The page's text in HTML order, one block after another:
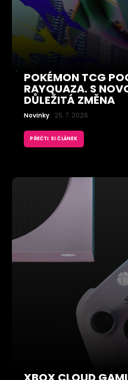
POKÉMON TCG
RAYQUAZA. S
DŮLEŽITÁ ZMĚNA
Novinky 25. 7. 2026
PŘEČTI SI ČLÁNEK